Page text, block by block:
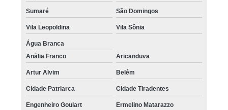
Sumaré São Domingos
Vila Leopoldina Vila Sônia
Água Branca
Anália Franco
Aricanduva
Artur Alvim Belém
Cidade Patriarca Cidade Tiradentes
Engenheiro Goulart Ermelino Matarazzo